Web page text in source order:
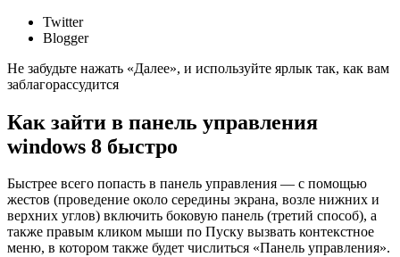
Twitter
Blogger
Не забудьте нажать «Далее», и используйте ярлык так, как вам
заблагорассудится
Как зайти в панель управления
windows 8 быстро
Быстрее всего попасть в панель управления — с помощью
жестов (проведение около середины экрана, возле нижних и
верхних углов) включить боковую панель (третий способ), а
также правым кликом мыши по Пуску вызвать контекстное
меню, в котором также будет числиться «Панель управления».